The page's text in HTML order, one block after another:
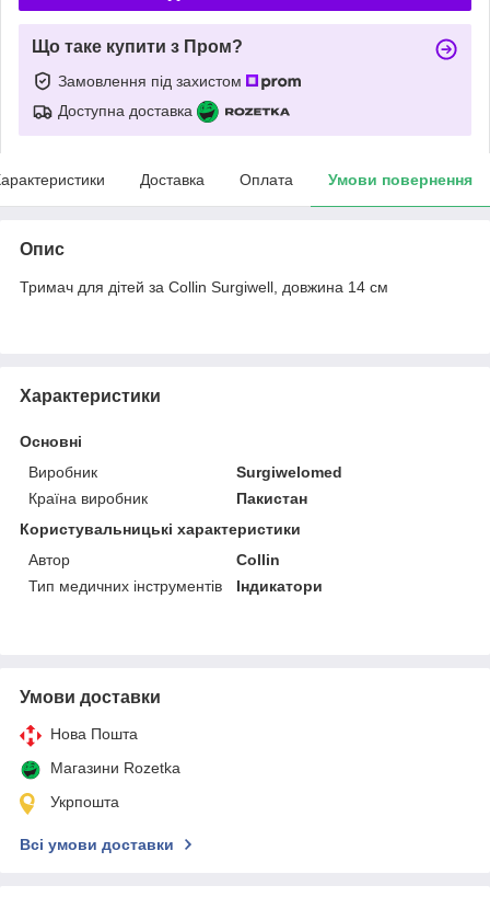
Що таке купити з Пром?
Замовлення під захистом
Доступна доставка
Доставка Оплата Умови повернення
Опис
Тримач для дітей за Collin Surgiwell, довжина 14 см
Характеристики
Основні
Виробник
Surgiwelomed
Країна виробник
Пакистан
Користувальницькі характеристики
Автор
Collin
Тип медичних інструментів
Індикатори
Умови доставки
Нова Пошта
Магазини Rozetka
Укрпошта
Всі умови доставки